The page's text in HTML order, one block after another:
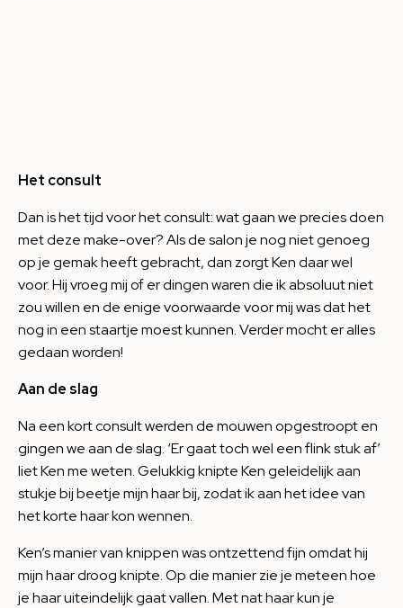
Het consult
Dan is het tijd voor het consult: wat gaan we precies doen
met deze make-over? Als de salon je nog niet genoeg
op je gemak heeft gebracht, dan zorgt Ken daar wel
voor. Hij vroeg mij of er dingen waren die ik absoluut niet
zou willen en de enige voorwaarde voor mij was dat het
nog in een staartje moest kunnen. Verder mocht er alles
gedaan worden!
Aan de slag
Na een kort consult werden de mouwen opgestroopt en
gingen we aan de slag. ‘Er gaat toch wel een flink stuk af’
liet Ken me weten. Gelukkig knipte Ken geleidelijk aan
stukje bij beetje mijn haar bij, zodat ik aan het idee van
het korte haar kon wennen.
Ken’s manier van knippen was ontzettend fijn omdat hij
mijn haar droog knipte. Op die manier zie je meteen hoe
je haar uiteindelijk gaat vallen. Met nat haar kun je